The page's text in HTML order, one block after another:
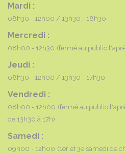
Mardi :
08h30 - 12h00 13h30 - 18h30
Mercredi :
08h00 - 12h30 (fermé au public
Jeudi :
08h30 - 12h00 13h30 - 17h30
Vendredi :
08h00 - 12h00 (fermé au public
de 13h30 à 17h)
Samedi :
09h00 - 12h00 (1er et 3e samedi de